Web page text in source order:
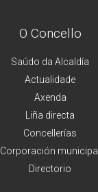
O Concello
Saúdo da Alcaldía
Actualidade
Axenda
Liña directa
Concellerías
Corporación municipal
Directorio